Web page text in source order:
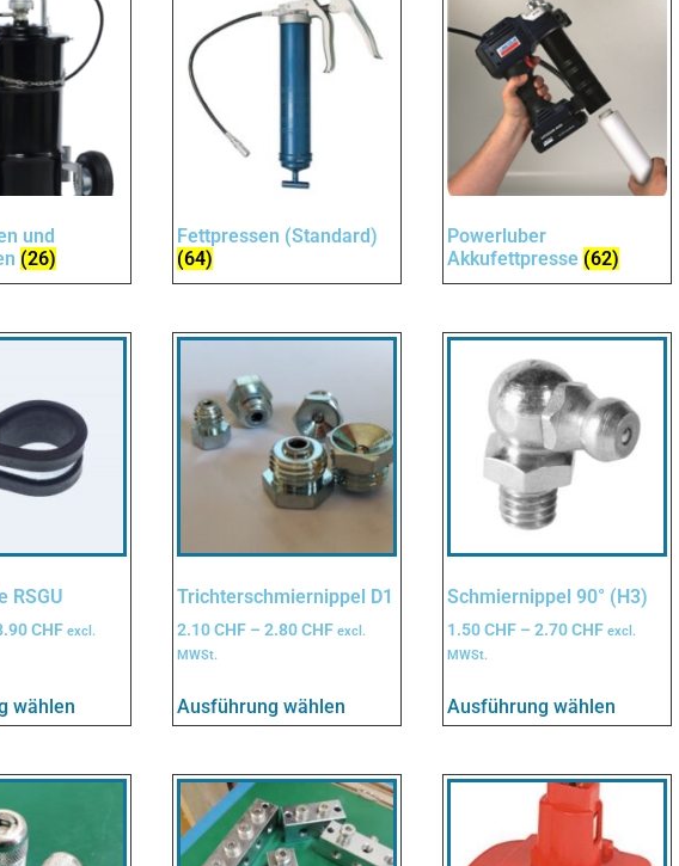
und
(26)
Fettpressen (Standard)
(64)
Powerluber
Akkufettpresse (62)
RSGU
CHF excl.
wählen
Trichterschmiernippel D1
2.10CHF – 2.80CHF excl.
MWSt.
Ausführung wählen
Schmiernippel 90° (H3)
1.50CHF – 2.70CHF excl.
MWSt.
Ausführung wählen